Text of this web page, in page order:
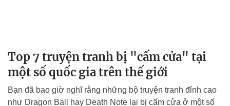
Top 7 truyện tranh bị "cấm cửa" tại
một số quốc gia trên thế giới
Bạn đã bao giờ nghĩ rằng những bộ truyện tranh đỉnh cao
như Dragon Ball hay Death Note lại bị cấm cửa ở một số